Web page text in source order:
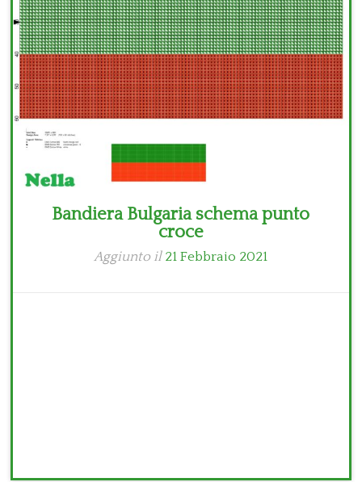
Bandiera Bulgaria schema punto
croce
Aggiunto il 21 Febbraio 2021